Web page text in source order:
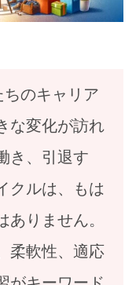
ちのキャリア
な変化が訪れ
き、引退す
クルは、もは
りません。
柔軟性、適応